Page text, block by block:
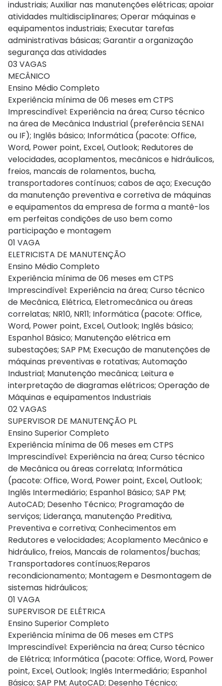
industriais; Auxiliar nas manutenções elétricas; apoiar
atividades multidisciplinares; Operar máquinas e
equipamentos industriais; Executar tarefas
administrativas básicas; Garantir a organização
segurança das atividades
03 VAGAS
MECÂNICO
Ensino Médio Completo
Experiência mínima de 06 meses em CTPS
Imprescindível: Experiência na área; Curso técnico
na área de Mecânica Industrial (preferência SENAI
ou IF); Inglês básico; Informática (pacote: Office,
Word, Power point, Excel, Outlook; Redutores de
velocidades, acoplamentos, mecânicos e hidráulicos,
freios, mancais de rolamentos, bucha,
transportadores contínuos; cabos de aço; Execução
da manutenção preventiva e corretiva de máquinas
e equipamentos da empresa de forma a mantê-los
em perfeitas condições de uso bem como
participação e montagem
01 VAGA
ELETRICISTA DE MANUTENÇÃO
Ensino Médio Completo
Experiência mínima de 06 meses em CTPS
Imprescindível: Experiência na área; Curso técnico
de Mecânica, Elétrica, Eletromecânica ou áreas
correlatas; NR10, NR11; Informática (pacote: Office,
Word, Power point, Excel, Outlook; Inglês básico;
Espanhol Básico; Manutenção elétrica em
subestações; SAP PM; Execução de manutenções de
máquinas preventivas e rotativas; Automação
Industrial; Manutenção mecânica; Leitura e
interpretação de diagramas elétricos; Operação de
Máquinas e equipamentos Industriais
02 VAGAS
SUPERVISOR DE MANUTENÇÃO PL
Ensino Superior Completo
Experiência mínima de 06 meses em CTPS
Imprescindível: Experiência na área; Curso técnico
de Mecânica ou áreas correlata; Informática
(pacote: Office, Word, Power point, Excel, Outlook;
Inglês Intermediário; Espanhol Básico; SAP PM;
AutoCAD; Desenho Técnico; Programação de
serviços; Liderança, manutenção Preditiva,
Preventiva e corretiva; Conhecimentos em
Redutores e velocidades; Acoplamento Mecânico e
hidráulico, freios, Mancais de rolamentos/buchas;
Transportadores contínuos;Reparos
recondicionamento; Montagem e Desmontagem de
sistemas hidráulicos;
01 VAGA
SUPERVISOR DE ELÉTRICA
Ensino Superior Completo
Experiência mínima de 06 meses em CTPS
Imprescindível: Experiência na área; Curso técnico
de Elétrica; Informática (pacote: Office, Word, Power
point, Excel, Outlook; Inglês Intermediário; Espanhol
Básico; SAP PM; AutoCAD; Desenho Técnico;